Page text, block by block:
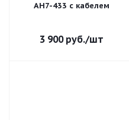
АН7-433 с кабелем
3 900руб./шт